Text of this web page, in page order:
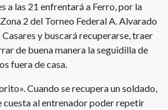
a las 21 enfrentará a Ferro, por la
2 del Torneo Federal A. Alvarado
y buscará recuperarse, traer
de buena manera la seguidilla de
fuera de casa.
Cuando se recupera un soldado,
cuesta al entrenador poder repetir